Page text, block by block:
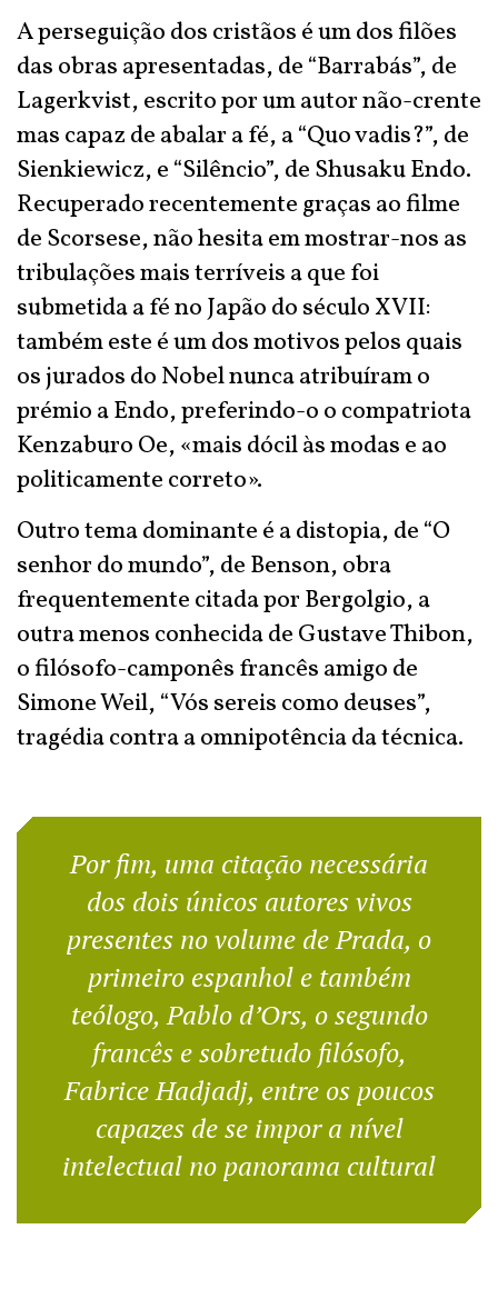
A perseguição dos cristãos é um dos filões
das obras apresentadas, de “Barrabás”, de
Lagerkvist, escrito por um autor não-crente
mas capaz de abalar a fé, a “Quo vadis?”, de
Sienkiewicz, e “Silêncio”, de Shusaku Endo.
Recuperado recentemente graças ao filme
de Scorsese, não hesita em mostrar-nos as
tribulações mais terríveis a que foi
submetida a fé no Japão do século XVII:
também este é um dos motivos pelos quais
os jurados do Nobel nunca atribuíram o
prémio a Endo, preferindo-o o compatriota
Kenzaburo Oe, «mais dócil às modas e ao
politicamente correto».
Outro tema dominante é a distopia, de “O
senhor do mundo”, de Benson, obra
frequentemente citada por Bergolgio, a
outra menos conhecida de Gustave Thibon,
o filósofo-camponês francês amigo de
Simone Weil, “Vós sereis como deuses”,
tragédia contra a omnipotência da técnica.
Por fim, uma citação necessária
dos dois únicos autores vivos
presentes no volume de Prada, o
primeiro espanhol e também
teólogo, Pablo d’Ors, o segundo
francês e sobretudo filósofo,
Fabrice Hadjadj, entre os poucos
capazes de se impor a nível
intelectual no panorama cultural